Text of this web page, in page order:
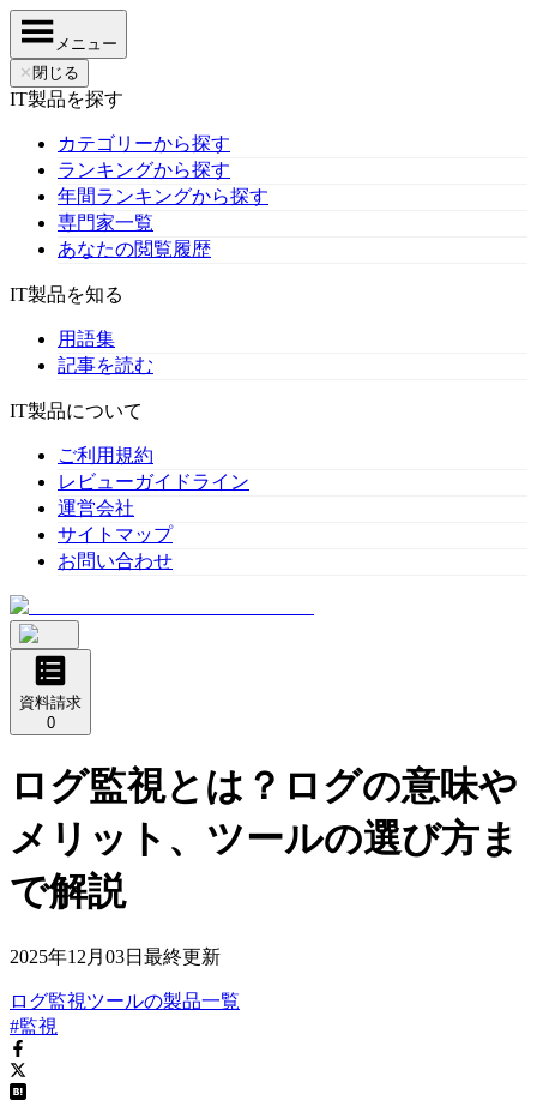
メニュー
✕ 閉じる
IT製品を探す
カテゴリーから探す
ランキングから探す
年間ランキングから探す
専門家一覧
あなたの閲覧履歴
IT製品を知る
用語集
記事を読む
IT製品について
ご利用規約
レビューガイドライン
運営会社
サイトマップ
お問い合わせ
資料請求
0
ログ監視とは？ログの意味や
メリット、ツールの選び方ま
で解説
2025年12月03日 最終更新
ログ監視ツールの製品一覧
#監視